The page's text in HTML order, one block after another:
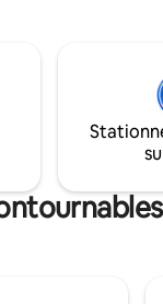
Le chant des
de la rivière
Une brise
Un lever de soleil
un lieu unique
!